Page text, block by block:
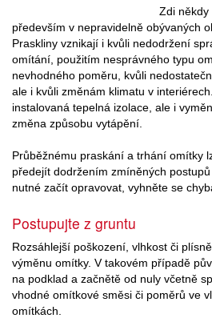
Zdi někdy
především v nepravidelně obývaných
Praskliny vznikají i kvůli nedodržení
omítání, použitím nesprávného typu
nevhodného poměru, kvůli
ale i kvůli změnám klimatu v
instalovaná tepelná izolace, ale i
změna způsobu vytápění.
Průběžnému praskání a trhání omítky
předejít dodržením zmíněných
nutné začít opravovat, vyhněte se
Postupujte z gruntu
Rozsáhlejší poškození, vlhkost či
výměnu omítky. V takovém případě
na podklad a začnětě od nuly včetně
vhodné omítkové směsi či poměrů ve
omítkách.